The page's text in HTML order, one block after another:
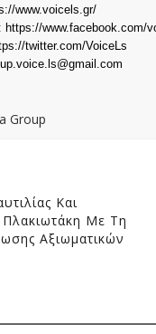
www.voicels.gr/
https://www.facebook.com/
twitter.com/VoiceLs
Group
Και
Πλακιωτάκη Με Τη
Αξιωματικών